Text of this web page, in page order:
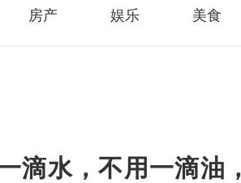
房产 娱乐 美食
滴水，不用一滴油，